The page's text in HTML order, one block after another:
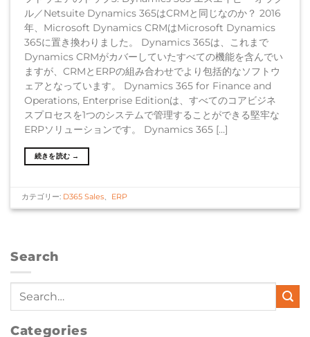
ル／Netsuite Dynamics 365はCRMと同じなのか？ 2016
年、Microsoft Dynamics CRMはMicrosoft Dynamics
365に置き換わりました。 Dynamics 365は、これまで
Dynamics CRMがカバーしていたすべての機能を含んでい
ますが、CRMとERPの組み合わせでより包括的なソフトウ
ェアとなっています。 Dynamics 365 for Finance and
Operations, Enterprise Editionは、すべてのコアビジネ
スプロセスを1つのシステムで管理することができる堅牢な
ERPソリューションです。 Dynamics 365 […]
続きを読む →
カテゴリー: D365 Sales、 ERP
Search
Categories